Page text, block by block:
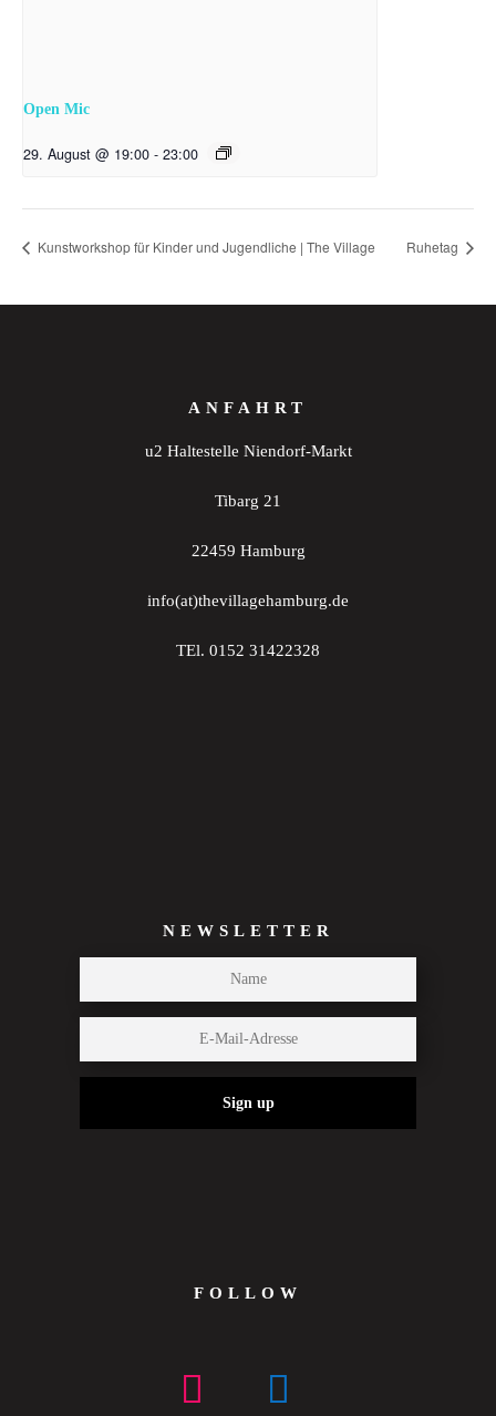
Open Mic
29. August @ 19:00 - 23:00
Kunstworkshop für Kinder und Jugendliche | The Village Ruhetag
ANFAHRT
u2 Haltestelle Niendorf-Markt
Tibarg 21
22459 Hamburg
info(at)thevillagehamburg.de
TEl. 0152 31422328
NEWSLETTER
Sign up
FOLLOW